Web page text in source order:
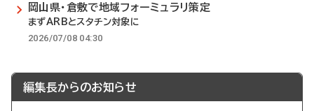
岡山県・倉敷で地域フォーミュラリ策定
まずARBとスタチン対象に
2026/07/08 04:30
編集長からのお知らせ